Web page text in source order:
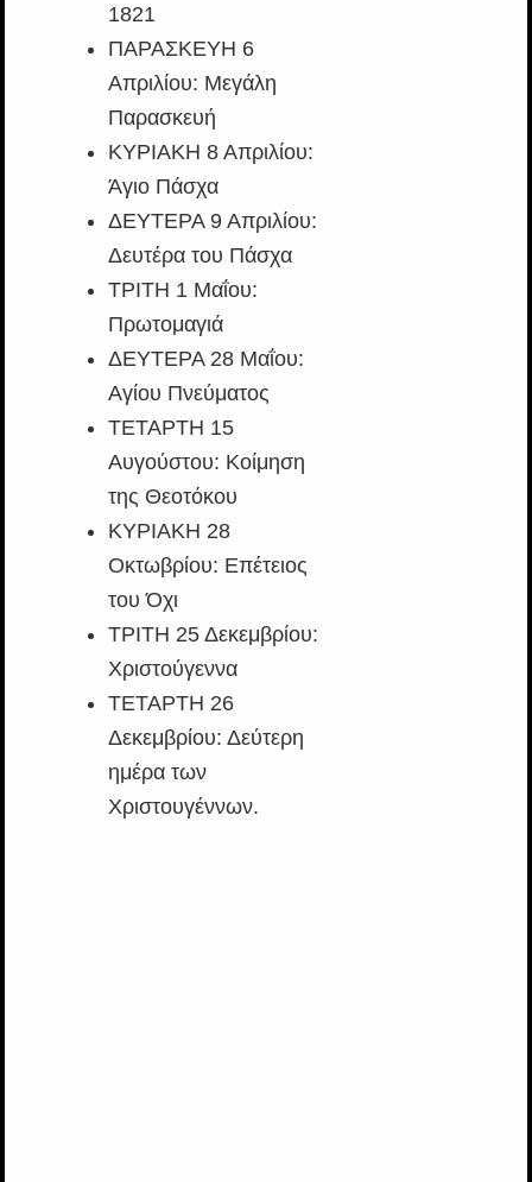
1821
ΠΑΡΑΣΚΕΥΗ 6
Απριλίου: Μεγάλη
Παρασκευή
ΚΥΡΙΑΚΗ 8 Απριλίου:
Άγιο Πάσχα
ΔΕΥΤΕΡΑ 9 Απριλίου:
Δευτέρα του Πάσχα
ΤΡΙΤΗ 1 Μαΐου:
Πρωτομαγιά
ΔΕΥΤΕΡΑ 28 Μαΐου:
Αγίου Πνεύματος
ΤΕΤΑΡΤΗ 15
Αυγούστου: Κοίμηση
της Θεοτόκου
ΚΥΡΙΑΚΗ 28
Οκτωβρίου: Επέτειος
του Όχι
ΤΡΙΤΗ 25 Δεκεμβρίου:
Χριστούγεννα
ΤΕΤΑΡΤΗ 26
Δεκεμβρίου: Δεύτερη
ημέρα των
Χριστουγέννων.